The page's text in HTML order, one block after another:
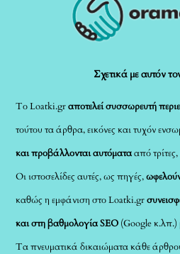
To
Σχετικά με αυτόν
Το Loatki.grαποτελεί συσσωρευτή
τούτου τα άρθρα, εικόνες και τυχόν
και προβάλλονται αυτόματααπό
Οι ιστοσελίδες αυτές, ως πηγές,
καθώς η εμφάνιση στο Loatki.gr
και στη βαθμολογία SEO (Google
Τα πνευματικά δικαιώματα κάθε